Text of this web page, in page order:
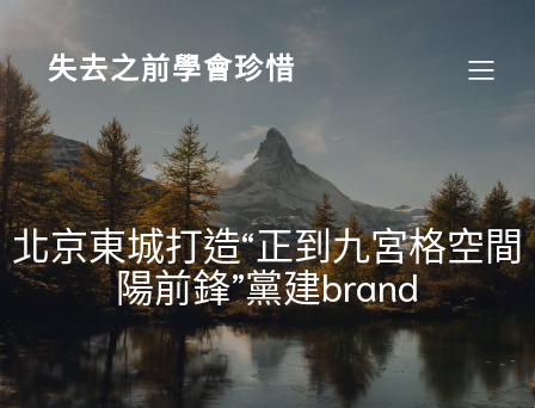
content
失去之前學會珍惜
北京東城打造“正到九宮格空間
陽前鋒”黨建brand